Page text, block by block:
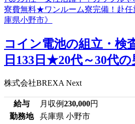
コイン電池の組立・検
日133日★20代～30代
株式会社BREXA Next
給与 月収例230,000円
勤務地
兵庫県 小野市